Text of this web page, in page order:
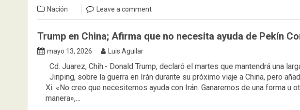
Nación Leave a comment
Trump en China; Afirma que no necesita ayuda de Pekín
mayo 13, 2026 Luis Aguilar
⁠Cd. Juarez, Chih.- Donald Trump, declaró el martes que ⁠mantendrá una
Jinping, sobre la guerra en Irán durante su próximo viaje a China, pero
Xi. «No creo que necesitemos ayuda con Irán. Ganaremos de una forma u
manera»,…